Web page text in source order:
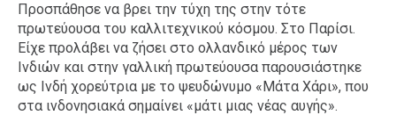
Προσπάθησε να βρει την τύχη της στην τότε
πρωτεύουσα του καλλιτεχνικού κόσμου. Στο Παρίσι.
Είχε προλάβει να ζήσει στο ολλανδικό μέρος των
Ινδιών και στην γαλλική πρωτεύουσα παρουσιάστηκε
ως Ινδή χορεύτρια με το ψευδώνυμο «Μάτα Χάρι», που
στα ινδονησιακά σημαίνει «μάτι μιας νέας αυγής».